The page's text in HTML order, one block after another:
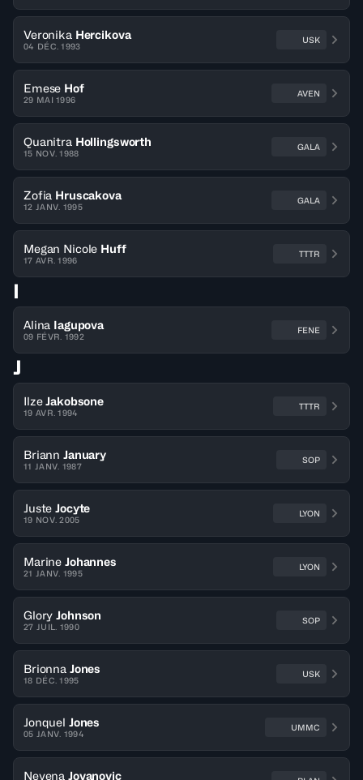
Veronika Hercikova
04 DÉC. 1993
USK
Emese Hof
29 MAI 1996
AVEN
Quanitra Hollingsworth
15 NOV. 1988
GALA
Zofia Hruscakova
12 JANV. 1995
GALA
Megan Nicole Huff
17 AVR. 1996
TTTR
I
Alina Iagupova
09 FÉVR. 1992
FENE
J
Ilze Jakobsone
19 AVR. 1994
TTTR
Briann January
11 JANV. 1987
SOP
Juste Jocyte
19 NOV. 2005
LYON
Marine Johannes
21 JANV. 1995
LYON
Glory Johnson
27 JUIL. 1990
SOP
Brionna Jones
18 DÉC. 1995
USK
Jonquel Jones
05 JANV. 1994
UMMC
Nevena Jovanovic